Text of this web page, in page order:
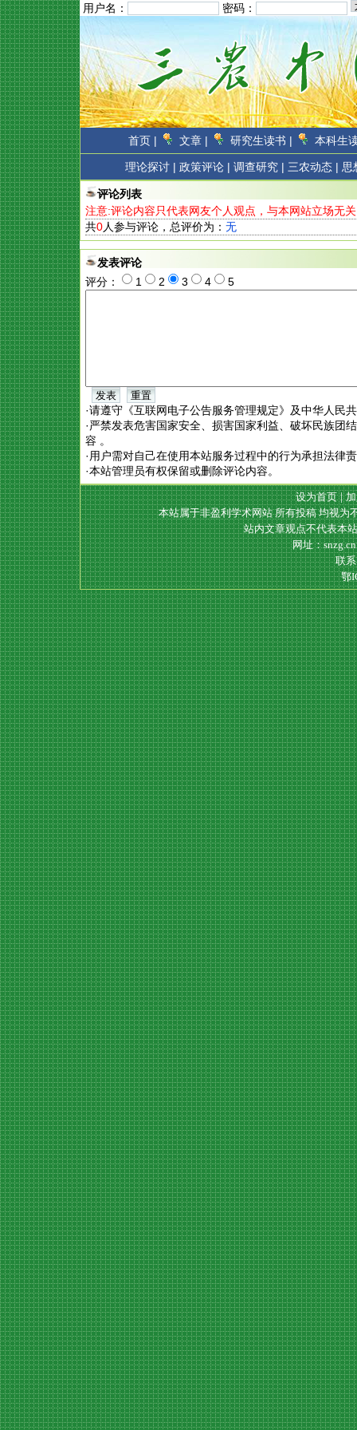
用户名： 密码：
首页 | 文章 | 研究生读书 | 本科生
理论探讨 | 政策评论 | 调查研究 | 三农动态 | 思
评论列表
注意:评论内容只代表网友个人观点，与本网站立场无
共0人参与评论，总评价为： 无
发表评论
评分：
1 2 3 4 5
·请遵守《互联网电子公告服务管理规定》及中华人民
·严禁发表危害国家安全、损害国家利益、破坏民族团
容 。
·用户需对自己在使用本站服务过程中的行为承担法律
·本站管理员有权保留或删除评论内容。
设为首页|
本站属于非盈利学术网站 所有投稿 均视为
站内文章观点不代表本
网址：
联
鄂